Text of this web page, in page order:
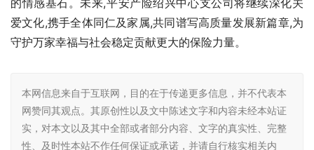
的情感基石。未来,平安产险绍兴中心支公司将继续深化关
爱文化,携手全体同仁及家属,共同谱写高质量发展新篇章,为
守护万家幸福与社会稳定贡献更大的保险力量。
本网信息来自于互联网，目的在于传递更多信息，并不代表本
网赞同其观点。其原创性以及文中陈述文字和内容未经本站证
实，对本文以及其中全部或者部分内容、文字的真实性、完整
性、及时性本站不作任何保证或承诺，并请自行核实相关内